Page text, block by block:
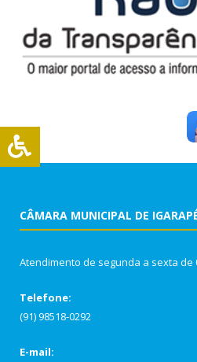
CÂMARA MUNICIPAL DE
Atendimento de segunda a sexta de
Telefone:
(91) 98518-0292
E-mail: